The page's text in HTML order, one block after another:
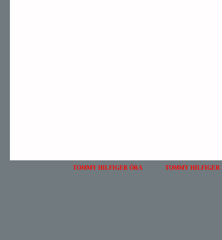
TOMMY HILFIGER ÓRA TOMMY HILFIGER